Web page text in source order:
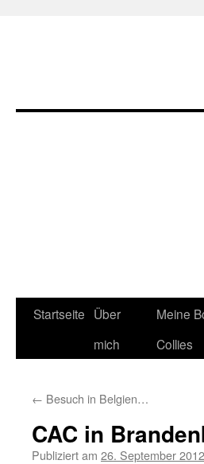
Zum
Startseite Über
mich
Meine
Collies
← Besuch in Belgien…
CAC in
Publiziert am 26. September 2012